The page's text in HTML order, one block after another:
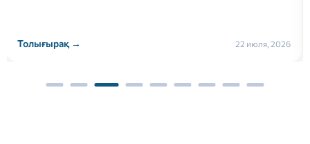
Толығырақ → 22 июля, 2026